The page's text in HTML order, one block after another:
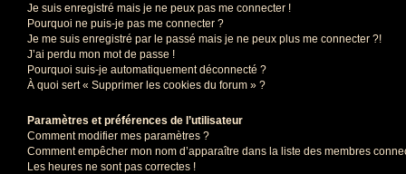
Je suis enregistré mais je ne peux pas me connecter !
Pourquoi ne puis-je pas me connecter ?
Je me suis enregistré par le passé mais je ne peux plus me connecter ?!
J’ai perdu mon mot de passe !
Pourquoi suis-je automatiquement déconnecté ?
À quoi sert « Supprimer les cookies du forum » ?
Paramètres et préférences de l’utilisateur
Comment modifier mes paramètres ?
Comment empêcher mon nom d’apparaître dans la liste des membres
Les heures ne sont pas correctes !